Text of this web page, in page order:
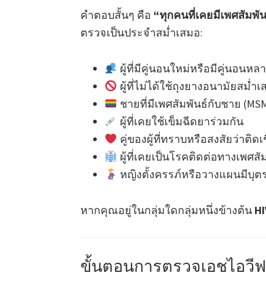
คำตอบสั้นๆ คือ “ทุกคนที่เคยมีเพศสัมพั
ตรวจเป็นประจำสม่ำเสมอ:
ผู้ที่มีคู่นอนใหม่หรือมีคู่นอนหล
ผู้ที่ไม่ได้ใช้ถุงยางอนามัยสม่ำเ
ชายที่มีเพศสัมพันธ์กับชาย
ผู้ที่เคยใช้เข็มฉีดยาร่วมกัน
คู่ของผู้ที่ทราบหรือสงสัยว่าติดเ
ผู้ที่เคยเป็นโรคติดต่อทางเพศ
หญิงตั้งครรภ์หรือวางแผนมีบุต
หากคุณอยู่ในกลุ่มใดกลุ่มหนึ่งข้างต้น
ขั้นตอนการตรวจเอชไอวี